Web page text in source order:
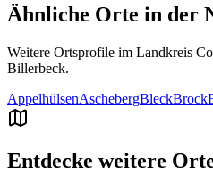
Ähnliche Orte in der
Weitere Ortsprofile im Landkreis
Billerbeck.
AppelhülsenAschebergBleckBrock
Entdecke weitere